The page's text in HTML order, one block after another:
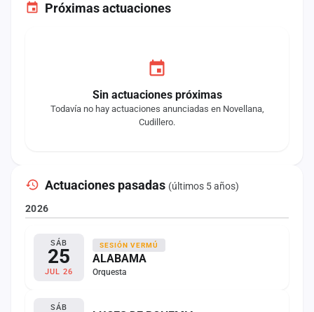
Próximas actuaciones
Sin actuaciones próximas
Todavía no hay actuaciones anunciadas en Novellana,
Cudillero.
Actuaciones pasadas (últimos 5 años)
2026
SÁB
25
JUL 26
SESIÓN VERMÚ
ALABAMA
Orquesta
SÁB